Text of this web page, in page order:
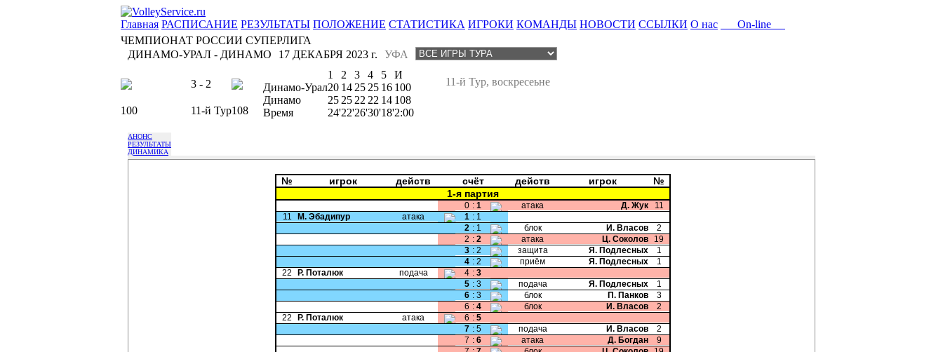
Главная РАСПИСАНИЕ РЕЗУЛЬТАТЫ ПОЛОЖЕНИЕ СТАТИСТИКА ИГРОКИ КОМАНДЫ НОВОСТИ ССЫЛКИ О нас
On-line
ЧЕМПИОНАТ РОССИИ СУПЕРЛИГА
ДИНАМО-УРАЛ - ДИНАМО
УФА
17 ДЕКАБРЯ 2023 г.
3 - 2
100 11-й Тур108
11-й Тур, воскресеьне
1 2 3 4 5
И
Динамо-Урал20 14 25 25 16 100
Динамо
25 25 22 22 14 108
Время
24'22'26'30'18'2:00
АНОНС
РЕЗУЛЬТАТЫ
ДИНАМИКА
№ игрок действ счёт действ игрок
№
1-я партия
0 : 1 атака Д. Жук
11
11
М. Эбадипур атака 1 : 1
2 : 1 блок И. Власов
2
2 : 2 атака Ц. Соколов
19
3 : 2 защита Я. Подлесных
1
4 : 2 приём Я. Подлесных
1
22
Р. Поталюк подача 4 : 3
5 : 3 подача Я. Подлесных
1
6 : 3 блок П. Панков
3
6 : 4 блок И. Власов
2
22
Р. Поталюк атака 6 : 5
7 : 5 подача И. Власов
2
7 : 6 атака Д. Богдан
9